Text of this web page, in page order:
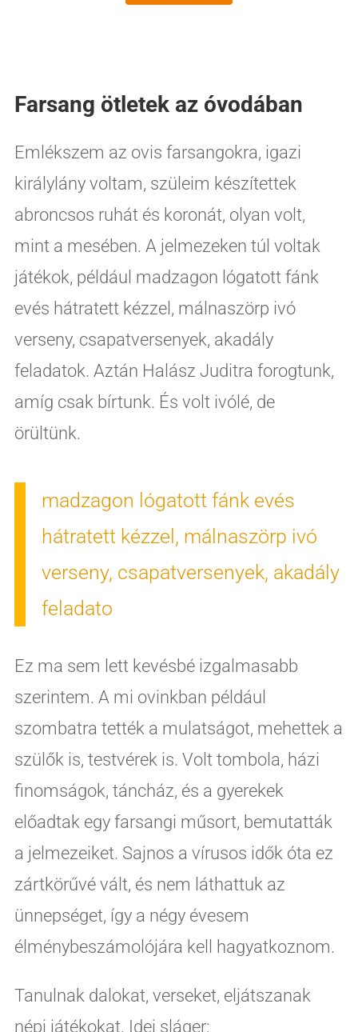
Farsang ötletek az óvodában
Emlékszem az ovis farsangokra, igazi
királylány voltam, szüleim készítettek
abroncsos ruhát és koronát, olyan volt,
mint a mesében. A jelmezeken túl voltak
játékok, például madzagon lógatott fánk
evés hátratett kézzel, málnaszörp ivó
verseny, csapatversenyek, akadály
feladatok. Aztán Halász Juditra forogtunk,
amíg csak bírtunk. És volt ivólé, de
örültünk.
madzagon lógatott fánk evés
hátratett kézzel, málnaszörp ivó
verseny, csapatversenyek, akadály
feladato
Ez ma sem lett kevésbé izgalmasabb
szerintem. A mi ovinkban például
szombatra tették a mulatságot, mehettek a
szülők is, testvérek is. Volt tombola, házi
finomságok, táncház, és a gyerekek
előadtak egy farsangi műsort, bemutatták
a jelmezeiket. Sajnos a vírusos idők óta ez
zártkörűvé vált, és nem láthattuk az
ünnepséget, így a négy évesem
élménybeszámolójára kell hagyatkoznom.
Tanulnak dalokat, verseket, eljátszanak
népi játékokat. Idei sláger: